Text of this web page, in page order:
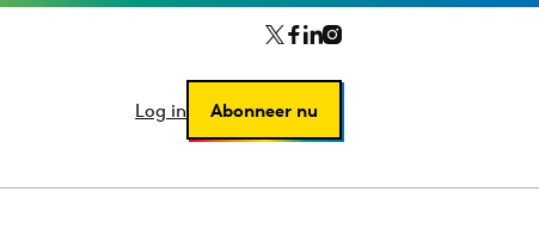
Log in Abonneer nu
Log in Abonneer nu